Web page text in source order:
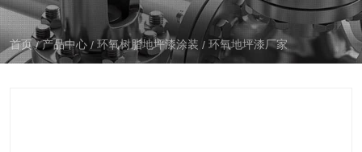
首页/产品中心 /环氧树脂地坪漆涂装 / 环氧地坪漆厂家